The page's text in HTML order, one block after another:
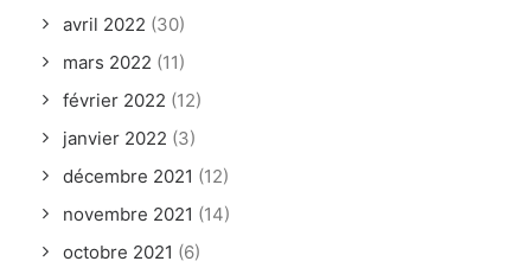
avril 2022 (30)
mars 2022 (11)
février 2022 (12)
janvier 2022 (3)
décembre 2021 (12)
novembre 2021 (14)
octobre 2021 (6)